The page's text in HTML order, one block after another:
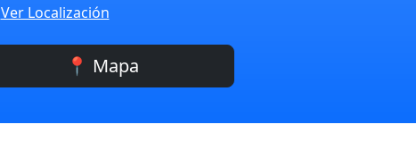
Ver Localización
📍 Mapa